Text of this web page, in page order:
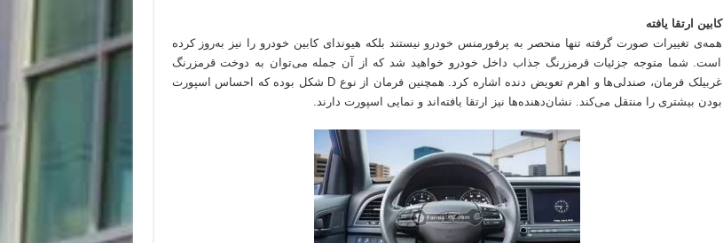
کابین ارتقا یافته
همه‌ی تغییرات صورت گرفته تنها منحصر به پرفورمنس خودرو نیستند بلکه هیوندای کابین خودرو را نیز به‌روز کرده
است. شما متوجه جزئیات قرمزرنگ جذاب داخل خودرو خواهید شد که از آن جمله می‌توان به دوخت قرمزرنگ
غربیلک فرمان، صندلی‌ها و اهرم تعویض دنده اشاره کرد. همچنین فرمان از نوع D شکل بوده که احساس اسپورت
بودن بیشتری را منتقل می‌کند. نشان‌دهنده‌ها نیز ارتقا یافته‌اند و نمایی اسپورت دارند.